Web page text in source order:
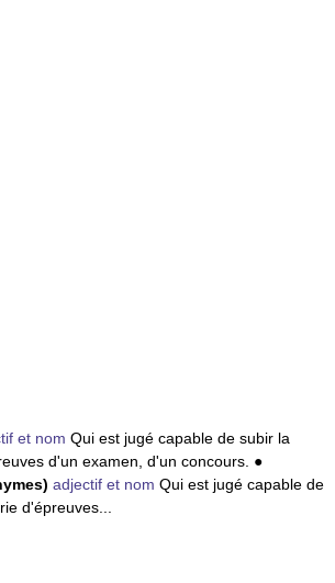
et nom Qui est jugé capable de subir la
d'un examen, d'un concours. ●
adjectif et nom Qui est jugé capable de
d'épreuves...